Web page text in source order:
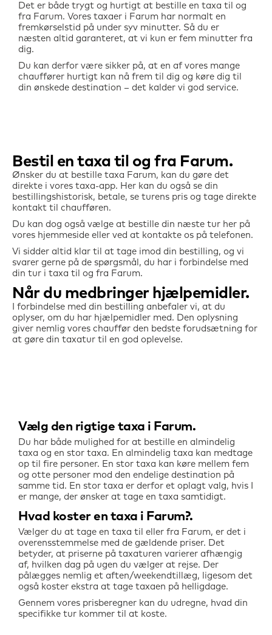
Det er både trygt og hurtigt at bestille en taxa til og
fra Farum. Vores taxaer i Farum har normalt en
fremkørselstid på under syv minutter. Så du er
næsten altid garanteret, at vi kun er fem minutter fra
dig.
Du kan derfor være sikker på, at en af vores mange
chauffører hurtigt kan nå frem til dig og køre dig til
din ønskede destination – det kalder vi god service.
Bestil en taxa til og fra Farum
Ønsker du at bestille taxa Farum, kan du gøre det
direkte i vores taxa-app. Her kan du også se din
bestillingshistorisk, betale, se turens pris og tage direkte
kontakt til chaufføren.
Du kan dog også vælge at bestille din næste tur her på
vores hjemmeside eller ved at kontakte os på telefonen.
Vi sidder altid klar til at tage imod din bestilling, og vi
svarer gerne på de spørgsmål, du har i forbindelse med
din tur i taxa til og fra Farum.
Når du medbringer hjælpemidler
I forbindelse med din bestilling anbefaler vi, at du
oplyser, om du har hjælpemidler med. Den oplysning
giver nemlig vores chauffør den bedste forudsætning for
at gøre din taxatur til en god oplevelse.
Vælg den rigtige taxa i Farum
Du har både mulighed for at bestille en almindelig
taxa og en stor taxa. En almindelig taxa kan medtage
op til fire personer. En stor taxa kan køre mellem fem
og otte personer mod den endelige destination på
samme tid. En stor taxa er derfor et oplagt valg, hvis I
er mange, der ønsker at tage en taxa samtidigt.
Hvad koster en taxa i Farum?
Vælger du at tage en taxa til eller fra Farum, er det i
overensstemmelse med de gældende priser. Det
betyder, at priserne på taxaturen varierer afhængig
af, hvilken dag på ugen du vælger at rejse. Der
pålægges nemlig et aften/weekendtillæg, ligesom det
også koster ekstra at tage taxaen på helligdage.
Gennem vores prisberegner kan du udregne, hvad din
specifikke tur kommer til at koste.